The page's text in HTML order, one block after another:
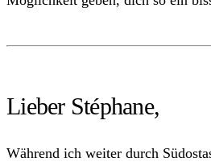
Lieber Stéphane,
Während ich weiter durch